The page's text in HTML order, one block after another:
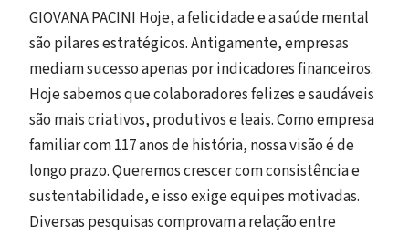
GIOVANA PACINI Hoje, a felicidade e a saúde mental
são pilares estratégicos. Antigamente, empresas
mediam sucesso apenas por indicadores financeiros.
Hoje sabemos que colaboradores felizes e saudáveis
são mais criativos, produtivos e leais. Como empresa
familiar com 117 anos de história, nossa visão é de
longo prazo. Queremos crescer com consistência e
sustentabilidade, e isso exige equipes motivadas.
Diversas pesquisas comprovam a relação entre